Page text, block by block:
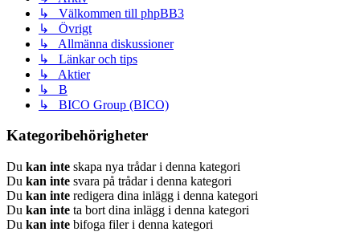
↳ Välkommen till phpBB3
↳ Övrigt
↳ Allmänna diskussioner
↳ Länkar och tips
↳ Aktier
↳ B
↳ BICO Group (BICO)
Kategoribehörigheter
Du kan inte skapa nya trådar i denna kategori
Du kan inte svara på trådar i denna kategori
Du kan inte redigera dina inlägg i denna kategori
Du kan inte ta bort dina inlägg i denna kategori
Du kan inte bifoga filer i denna kategori